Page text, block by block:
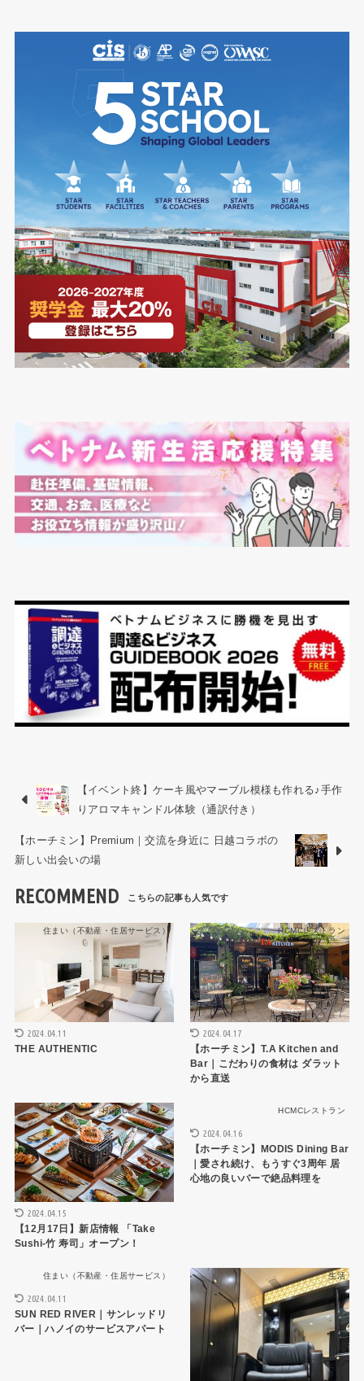
【イベント終】ケーキ風やマーブル模様も作れる♪手作
りアロマキャンドル体験（通訳付き）
【ホーチミン】Premium｜交流を身近に 日越コラボの
新しい出会いの場
RECOMMEND
住まい（不動産・住居サービス）
2024.04.11
THE AUTHENTIC
HCMCレストラン
2024.04.17
【ホーチミン】T.A Kitchen and
Bar｜こだわりの食材は ダラット
から直送
HCMCレストラン
2024.04.15
【12月17日】新店情報 「Take
Sushi-竹 寿司」オープン！
HCMCレストラン
2024.04.16
【ホーチミン】MODIS Dining Bar
｜愛され続け、もうすぐ3周年 居
心地の良いバーで絶品料理を
住まい（不動産・住居サービス）
2024.04.11
SUN RED RIVER｜サンレッドリ
バー｜ハノイのサービスアパート
生活